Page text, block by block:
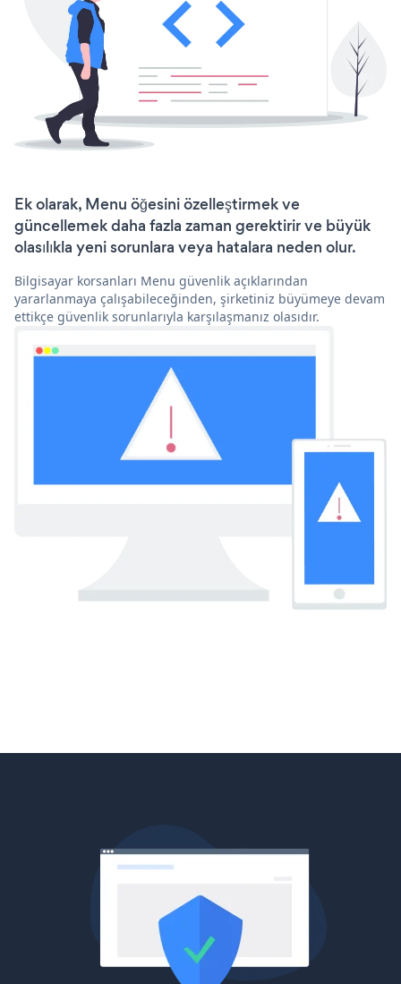
Ek olarak, Menu öğesini özelleştirmek ve
güncellemek daha fazla zaman gerektirir ve büyük
olasılıkla yeni sorunlara veya hatalara neden olur.
Bilgisayar korsanları Menu güvenlik açıklarından
yararlanmaya çalışabileceğinden, şirketiniz büyümeye devam
ettikçe güvenlik sorunlarıyla karşılaşmanız olasıdır.